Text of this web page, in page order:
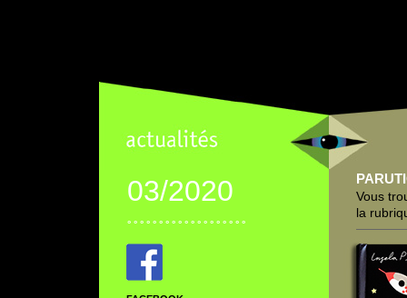
03/2020
° ° ° ° ° ° ° ° ° ° ° ° ° ° ° ° ° ° °
Vous
la